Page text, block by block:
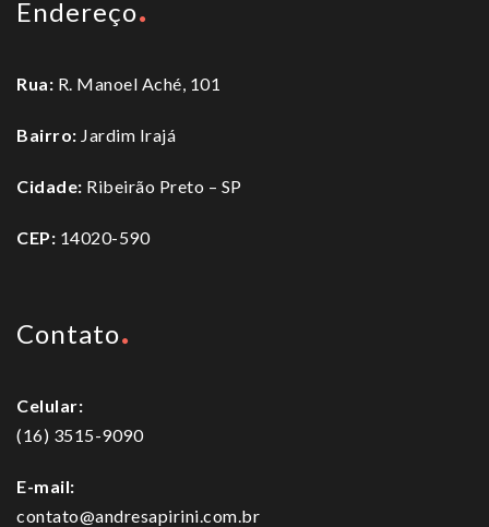
Endereço
Rua: R. Manoel Aché, 101
Bairro: Jardim Irajá
Cidade: Ribeirão Preto – SP
CEP: 14020-590
Contato
Celular:
(16) 3515-9090
E-mail:
contato@andresapirini.com.br